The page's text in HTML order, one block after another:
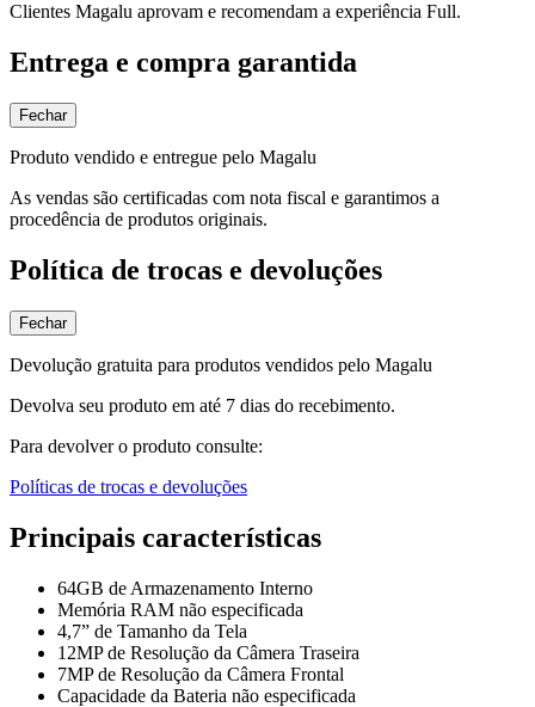
Clientes Magalu aprovam e recomendam a experiência Full.
Entrega e compra garantida
Fechar
Produto vendido e entregue pelo Magalu
As vendas são certificadas com nota fiscal e garantimos a
procedência de produtos originais.
Política de trocas e devoluções
Fechar
Devolução gratuita para produtos vendidos pelo Magalu
Devolva seu produto em até 7 dias do recebimento.
Para devolver o produto consulte:
Políticas de trocas e devoluções
Principais características
64GB de Armazenamento Interno
Memória RAM não especificada
4,7” de Tamanho da Tela
12MP de Resolução da Câmera Traseira
7MP de Resolução da Câmera Frontal
Capacidade da Bateria não especificada